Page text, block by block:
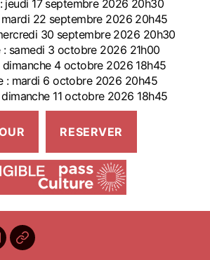
Petite salle : jeudi 17 septembre 2026 20h30
Petite salle : mardi 22 septembre 2026 20h45
salle : mercredi 30 septembre 2026 20h30
Petite salle : samedi 3 octobre 2026 21h00
Petite salle : dimanche 4 octobre 2026 18h45
Petite salle : mardi 6 octobre 2026 20h45
Petite salle : dimanche 11 octobre 2026 18h45
BilletReduc